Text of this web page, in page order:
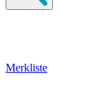
Merkliste